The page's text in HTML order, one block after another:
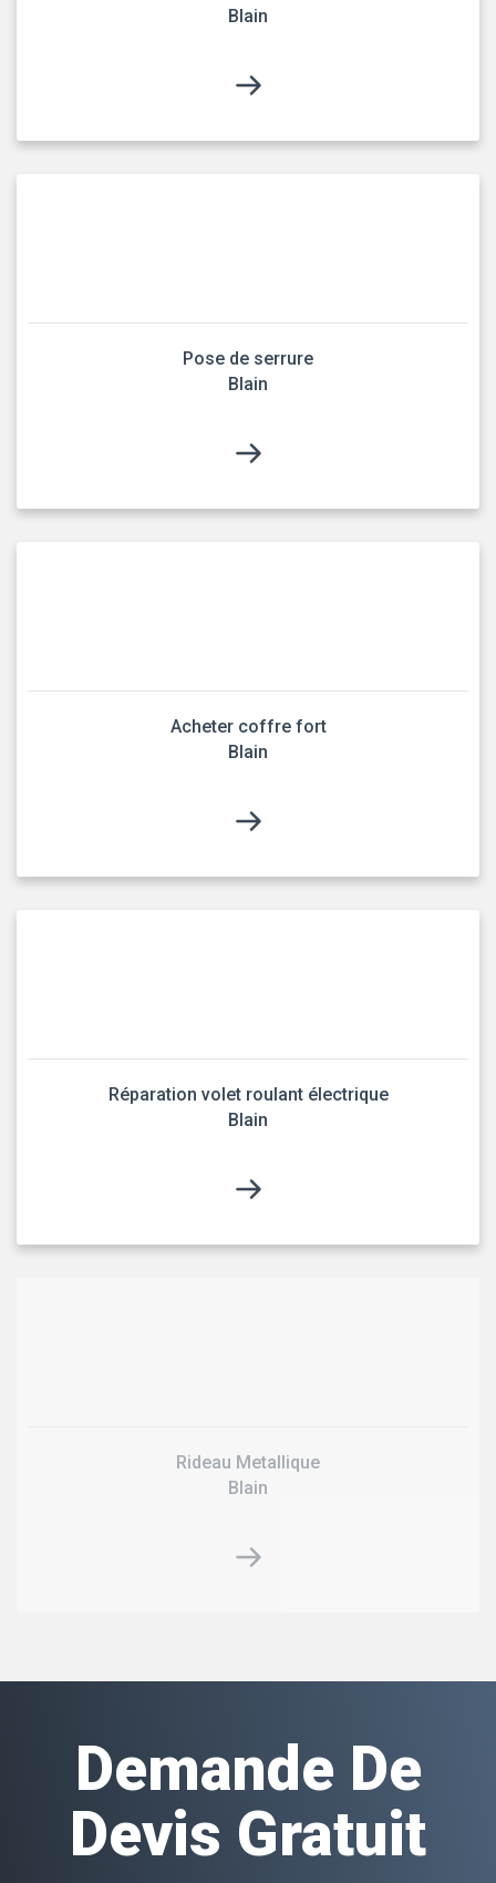
Blain
Pose de serrure
Blain
Acheter coffre fort
Blain
Réparation volet roulant électrique
Blain
Rideau Metallique
Blain
Demande De
Devis Gratuit